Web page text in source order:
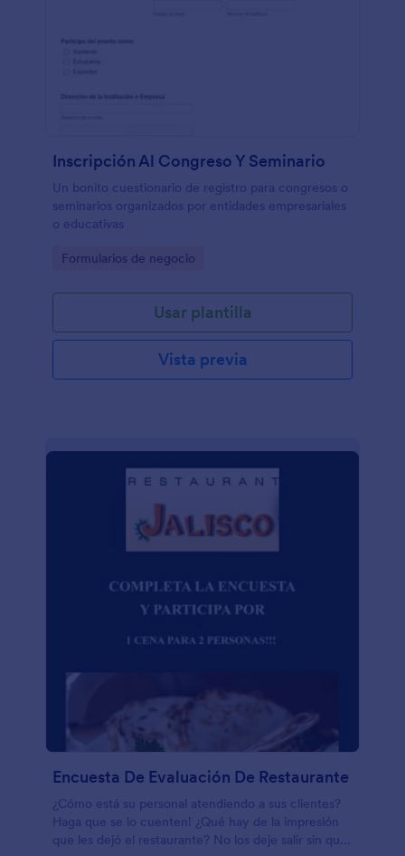
Inscripción Al Congreso Y Seminario
Un bonito cuestionario de registro para congresos o
seminarios organizados por entidades empresariales
o educativas
Go to Category:
Formularios de negocio
Usar plantilla
Vista previa
Encuesta De Evaluación De Restaurante
¿Cómo está su personal atendiendo a sus clientes?
Haga que se lo cuenten! ¿Qué hay de la impresión
que les dejó el restaurante? No los deje salir sin que